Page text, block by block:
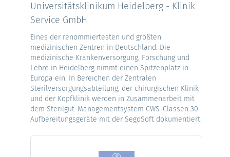
Universitätsklinikum Heidelberg - Klinik
Service GmbH
Eines der renommiertesten und größten
medizinischen Zentren in Deutschland. Die
medizinische Krankenversorgung, Forschung und
Lehre in Heidelberg nimmt einen Spitzenplatz in
Europa ein. In Bereichen der Zentralen
Sterilversorgungsabteilung, der chirurgischen Klinik
und der Kopfklinik werden in Zusammenarbeit mit
dem Sterilgut-Managementsystem CWS-Classen 30
Aufbereitungsgeräte mit der SegoSoft dokumentiert.